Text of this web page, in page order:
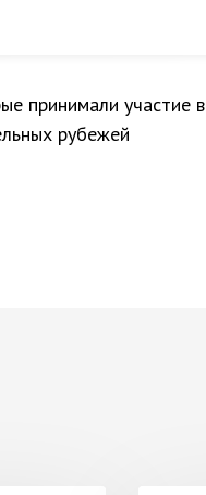
принимали участие в
рубежей